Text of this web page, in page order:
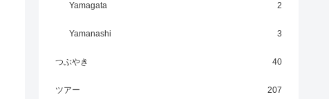
Yamagata 2
Yamanashi 3
つぶやき 40
ツアー 207